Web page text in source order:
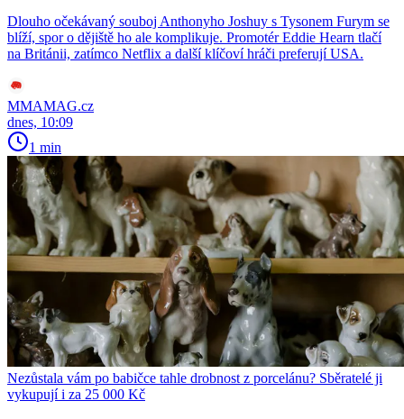
Dlouho očekávaný souboj Anthonyho Joshuy s Tysonem Furym se
blíží, spor o dějiště ho ale komplikuje. Promotér Eddie Hearn tlačí
na Británii, zatímco Netflix a další klíčoví hráči preferují USA.
MMAMAG.cz
dnes, 10:09
1 min
Nezůstala vám po babičce tahle drobnost z porcelánu? Sběratelé ji
vykupují i za 25 000 Kč